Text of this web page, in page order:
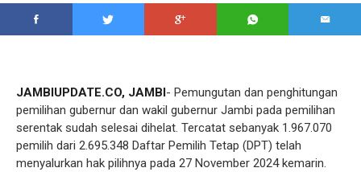
JAMBIUPDATE.CO, JAMBI- Pemungutan dan penghitungan
pemilihan gubernur dan wakil gubernur Jambi pada pemilihan
serentak sudah selesai dihelat. Tercatat sebanyak 1.967.070
pemilih dari 2.695.348 Daftar Pemilih Tetap (DPT) telah
menyalurkan hak pilihnya pada 27 November 2024 kemarin.